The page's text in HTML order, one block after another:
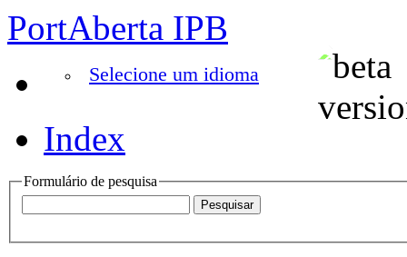
PortAberta IPB
Selecione um idioma
Index
Formulário de pesquisa